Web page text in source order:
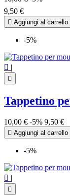
9,50 €
 Aggiungi al carrello
-5%
 |

Tappetino
10,00 € -5% 9,50 €
 Aggiungi al carrello
-5%
 |
